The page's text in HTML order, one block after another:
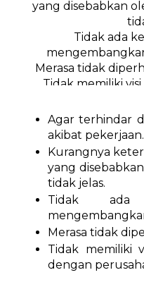
Agar terhindar
akibat pekerjaan.
Kurangnya
yang
tidak jelas.
Tidak ada
Merasa tidak
Tidak memiliki
dengan